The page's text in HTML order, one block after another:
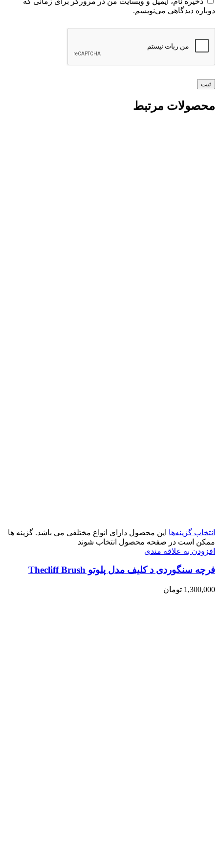
دوباره دیدگاهی می‌نویسم.
محصولات مرتبط
انتخاب گزینه‌ها این محصول دارای انواع مختلفی می باشد. گزینه ها
ممکن است در صفحه محصول انتخاب شوند
افزودن به علاقه مندی
فرچه سنگوردی د کلیف مدل پلوتو Thecliff Brush
1,300,000 تومان